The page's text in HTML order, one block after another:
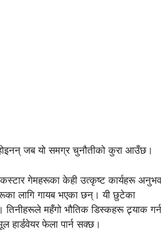
जब यो समग्र चुनौतीको कुरा आउँछ।
गेमहरूका केही उत्कृष्ट कार्यहरू अनुभव
लागि गायब भएका छन्। यी छुटेका
महँगो भौतिक डिस्कहरू ट्र्याक गर्न
हार्डवेयर फेला पार्न सक्छ।